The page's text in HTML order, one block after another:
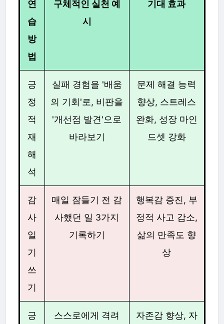
연
습
방
법
구체적인 실천 예
시
기대 효과
긍
정
적
재
해
석
실패 경험을 '배움
의 기회'로, 비판을
'개선점 발견'으로
바라보기
문제 해결 능력
향상, 스트레스
완화, 성장 마인
드셋 강화
감
사
일
기
쓰
기
매일 잠들기 전 감
사했던 일 3가지
기록하기
행복감 증진, 부
정적 사고 감소,
삶의 만족도 향
상
긍 스스로에게 격려 자존감 향상, 자